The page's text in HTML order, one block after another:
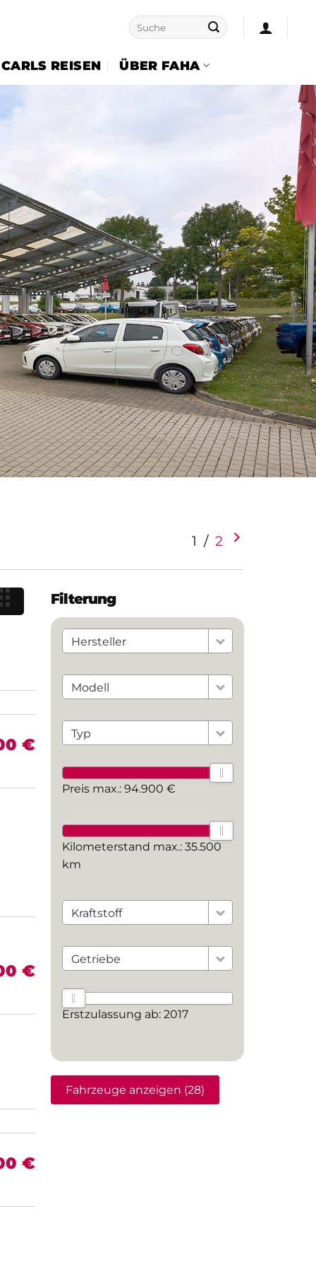
Suche
nach:
CARLS REISEN ÜBER FAHA
1 / 2
€
€
€
Filterung
Hersteller
Modell
Typ
Preis max.:94.900 €
Kilometerstand max.:35.500
km
Kraftstoff
Getriebe
Erstzulassung ab:2017
Fahrzeuge anzeigen (28)